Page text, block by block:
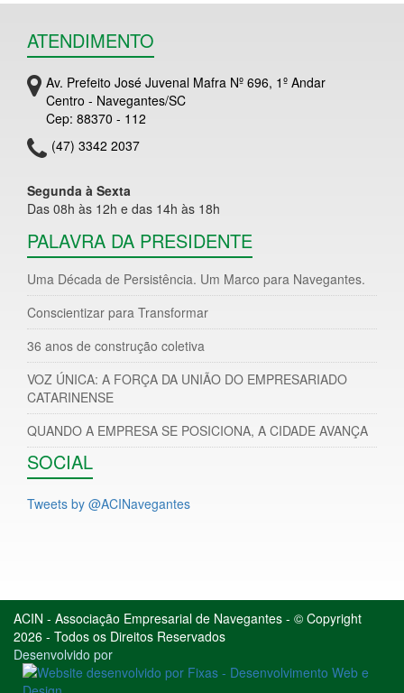
ATENDIMENTO
Av. Prefeito José Juvenal Mafra Nº 696, 1º Andar
Centro - Navegantes/SC
Cep: 88370 - 112
(47) 3342 2037
Segunda à Sexta
Das 08h às 12h e das 14h às 18h
PALAVRA DA PRESIDENTE
Uma Década de Persistência. Um Marco para Navegantes.
Conscientizar para Transformar
36 anos de construção coletiva
VOZ ÚNICA: A FORÇA DA UNIÃO DO EMPRESARIADO
CATARINENSE
QUANDO A EMPRESA SE POSICIONA, A CIDADE AVANÇA
SOCIAL
Tweets by @ACINavegantes
ACIN - Associação Empresarial de Navegantes - © Copyright
2026 - Todos os Direitos Reservados
Desenvolvido por